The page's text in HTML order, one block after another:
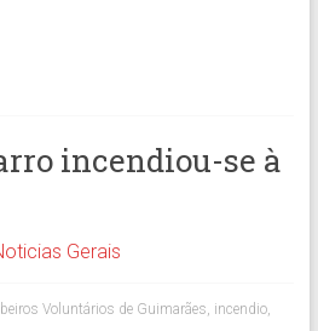
incendiou-se à
Gerais
Voluntários de Guimarães, incendio,